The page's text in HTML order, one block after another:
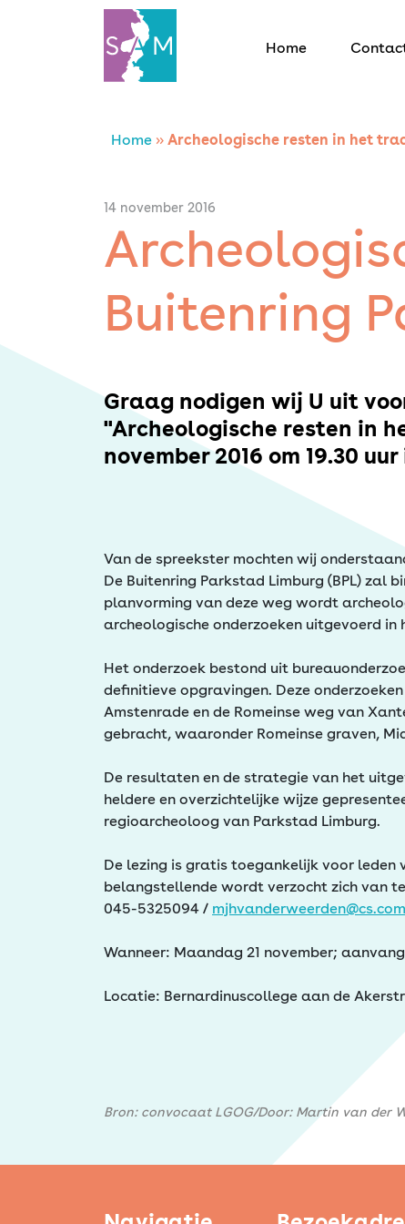
Home
Home
Contact
SAM Limburg
Actueel
Overheid
Erfgoed
Home » Archeologische resten in het
14 november 2016
Buitenring
Graag nodigen wij U uit
"Archeologische resten in
november 2016 om 19.30
Van de spreekster mochten wij
De Buitenring Parkstad Limburg (BPL) zal
planvorming van deze weg wordt
archeologische onderzoeken uitgevoerd
Het onderzoek bestond uit
definitieve opgravingen. Deze
Amstenrade en de Romeinse weg van
gebracht, waaronder Romeinse graven,
De resultaten en de strategie van het
heldere en overzichtelijke wijze
regioarcheoloog van Parkstad Limburg.
De lezing is gratis toegankelijk voor leden
belangstellende wordt verzocht zich van
045-5325094 / mjhvanderweerden@cs.com
Wanneer: Maandag 21 november;
Locatie: Bernardinuscollege aan de
Bron: convocaat LGOG/Door: Martin van der